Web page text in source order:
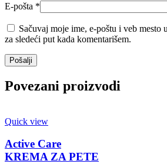
E-pošta *
Sačuvaj moje ime, e-poštu i veb mesto
za sledeći put kada komentarišem.
Povezani proizvodi
Quick view
Active Care
KREMA ZA PETE